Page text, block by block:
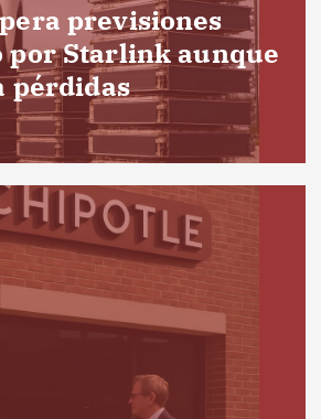
previsiones
por Starlink aunque
pérdidas